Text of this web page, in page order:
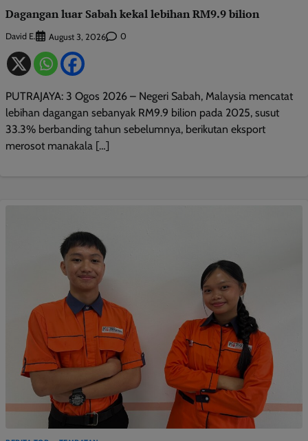
Dagangan luar Sabah kekal lebihan RM9.9 bilion
David E. August 3, 2026 0
PUTRAJAYA: 3 Ogos 2026 – Negeri Sabah, Malaysia mencatat
lebihan dagangan sebanyak RM9.9 bilion pada 2025, susut
33.3% berbanding tahun sebelumnya, berikutan eksport
merosot manakala […]